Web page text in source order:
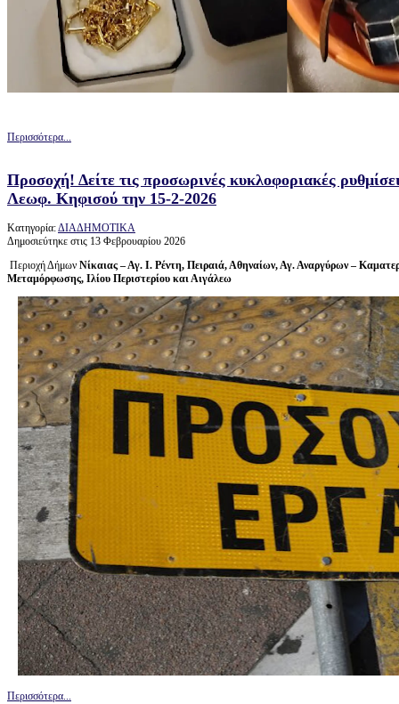
Περισσότερα...
Προσοχή! Δείτε τις προσωρινές κυκλοφοριακές
Λεωφ. Κηφισού την 15-2-2026
Κατηγορία:ΔΙΑΔΗΜΟΤΙΚΑ
Δημοσιεύτηκε στις 13 Φεβρουαρίου 2026
Περιοχή Δήμων Νίκαιας – Αγ. Ι. Ρέντη, Πειραιά, Αθηναίων, Αγ. Αναργύρων –
Μεταμόρφωσης, Ιλίου Περιστερίου και Αιγάλεω
Περισσότερα...